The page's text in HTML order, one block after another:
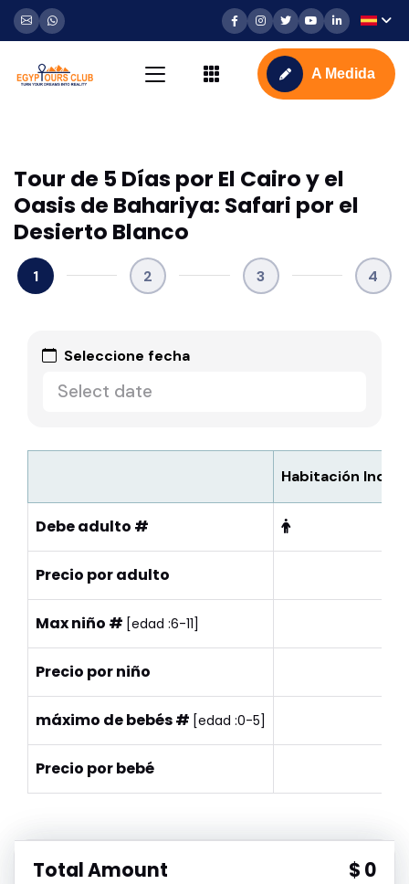
A Medida
Tour de 5 Días por El Cairo y el
Oasis de Bahariya: Safari por el
Desierto Blanco
1 2 3 4
Seleccione fecha
Habitación
Debe adulto #
Precio por adulto
Max niño # [edad :6-11]
Precio por niño
máximo de bebés # [edad :0-5]
Precio por bebé
Total Amount $ 0